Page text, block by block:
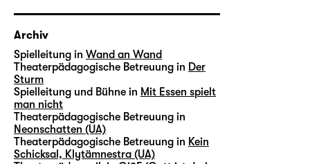
Archiv
Spielleitung in Wand an Wand
Theaterpädagogische Betreuung in Der
Sturm
Spielleitung und Bühne in Mit Essen spielt
man nicht
Theaterpädagogische Betreuung in
Neonschatten (UA)
Theaterpädagogische Betreuung in Kein
Schicksal, Klytämnestra (UA)